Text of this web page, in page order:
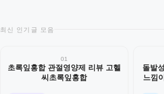
최신 인기글 모음
01
초록잎홍합 관절영양제 리뷰 고헬
씨초록잎홍합
돌발
느낌